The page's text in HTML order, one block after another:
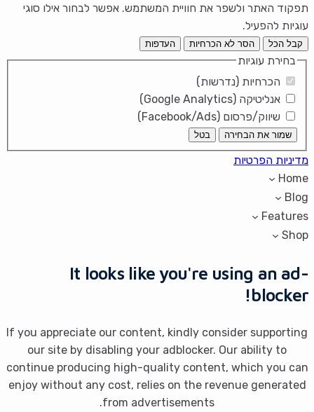
תפקוד האתר ולשפר את חוויית המשתמש. אפשר לבחור אילו סוגי
עוגיות להפעיל.
קבל הכל הסר לא הכרחיות העדפות
בחירת עוגיות
הכרחיות (נדרשות)
אנליטיקה (Google Analytics)
שיווק/פרסום (Facebook/Ads)
שמור את הבחירה בטל
מדיניות הפרטיות
Home
Blog
Features
Shop
It looks like you're using an ad-
blocker!
If you appreciate our content, kindly consider supporting
our site by disabling your adblocker. Our ability to
continue producing high-quality content, which you can
enjoy without any cost, relies on the revenue generated
from advertisements.